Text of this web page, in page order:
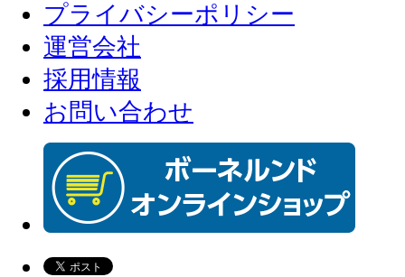
プライバシーポリシー
運営会社
採用情報
お問い合わせ